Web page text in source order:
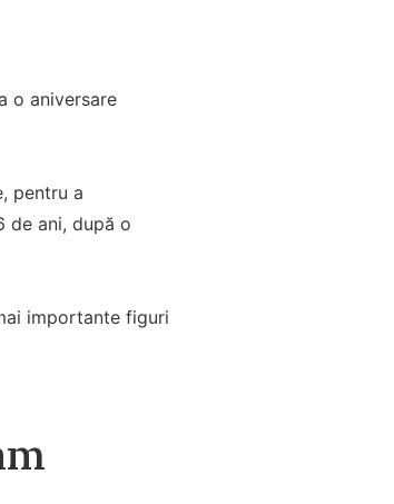
o aniversare
pentru a
de ani, după o
importante figuri